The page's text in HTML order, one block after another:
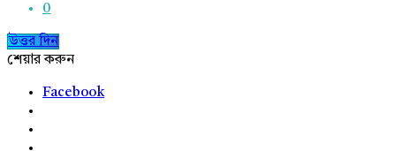
0
উত্তর দিন
শেয়ার করুন
Facebook